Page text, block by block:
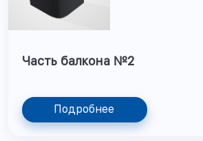
Часть балкона №2
Подробнее